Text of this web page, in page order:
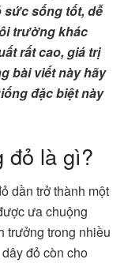
sống tốt, dễ
trường khác
rất cao, giá trị
bài viết này hãy
đặc biệt này
đỏ là gì?
dần trở thành một
ưa chuộng
trưởng trong nhiều
đỏ còn cho